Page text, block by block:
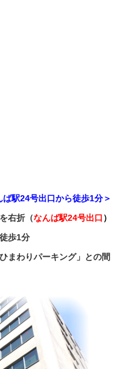
ば駅24号出口から徒歩1分＞
右折（なんば駅24号出口 ）
徒歩1分
まわりパーキング」との間